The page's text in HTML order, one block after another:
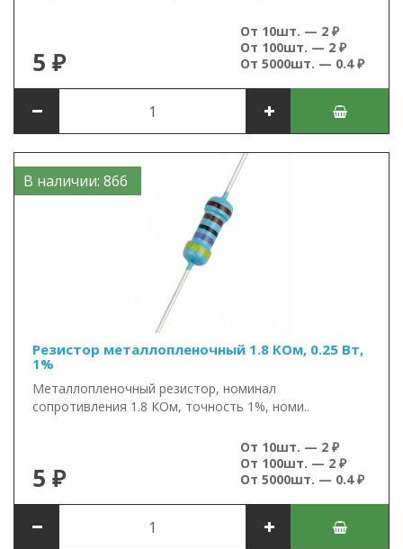
5 ₽
От 10шт. — 2 ₽
От 100шт. — 2 ₽
От 5000шт. — 0.4 ₽
В наличии: 866
Резистор металлопленочный 1.8 КОм, 0.25 Вт,
1%
Металлопленочный резистор, номинал
сопротивления 1.8 КОм, точность 1%, номи..
5 ₽
От 10шт. — 2 ₽
От 100шт. — 2 ₽
От 5000шт. — 0.4 ₽